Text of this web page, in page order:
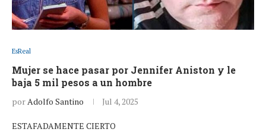
EsReal
Mujer se hace pasar por Jennifer Aniston y le
baja 5 mil pesos a un hombre
porAdolfo Santino Jul 4, 2025
ESTAFADAMENTE CIERTO